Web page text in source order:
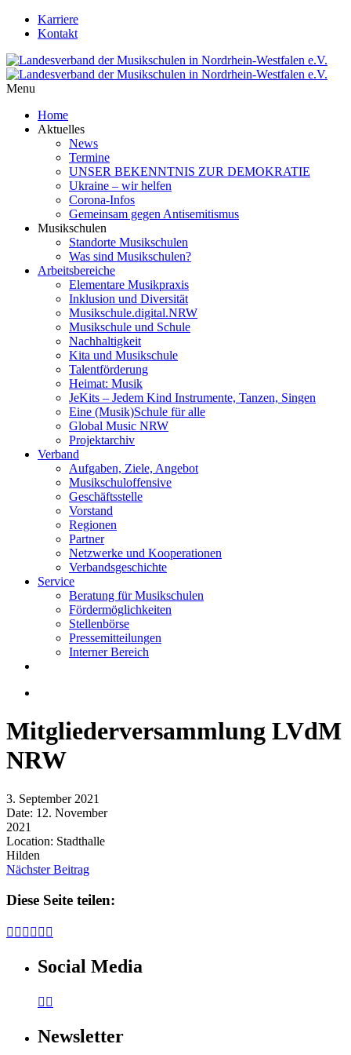
Karriere
Kontakt
Menu
Home
Aktuelles
News
Termine
UNSER BEKENNTNIS ZUR DEMOKRATIE
Ukraine – wir helfen
Corona-Infos
Gemeinsam gegen Antisemitismus
Musikschulen
Standorte Musikschulen
Was sind Musikschulen?
Arbeitsbereiche
Elementare Musikpraxis
Inklusion und Diversität
Musikschule.digital.NRW
Musikschule und Schule
Nachhaltigkeit
Kita und Musikschule
Talentförderung
Heimat: Musik
JeKits – Jedem Kind Instrumente, Tanzen, Singen
Eine (Musik)Schule für alle
Global Music NRW
Projektarchiv
Verband
Aufgaben, Ziele, Angebot
Musikschuloffensive
Geschäftsstelle
Vorstand
Regionen
Partner
Netzwerke und Kooperationen
Verbandsgeschichte
Service
Beratung für Musikschulen
Fördermöglichkeiten
Stellenbörse
Pressemitteilungen
Interner Bereich
Mitgliederversammlung LVdM
NRW
3. September 2021
Date: 12. November
2021
Location: Stadthalle
Hilden
Nächster Beitrag
Diese Seite teilen:
     
Social Media
 
Newsletter